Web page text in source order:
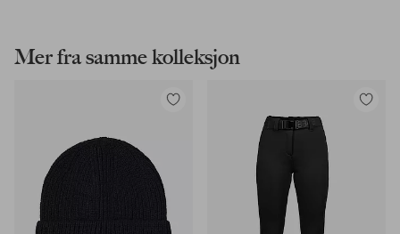
Mer fra samme kolleksjon
Legg
Legg